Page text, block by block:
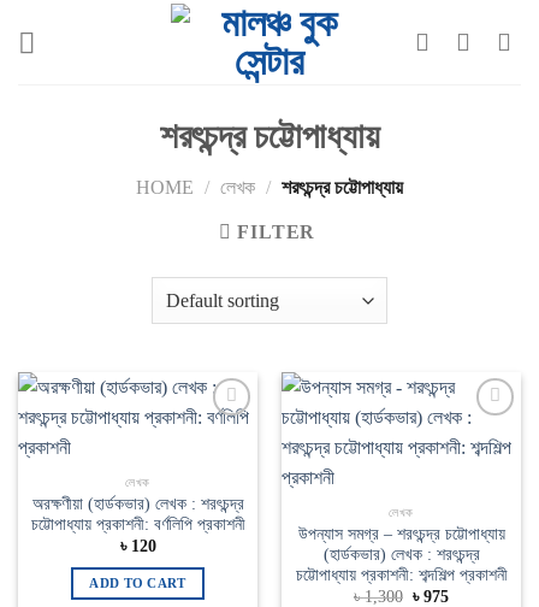
শরৎচন্দ্র চট্টোপাধ্যায়
HOME / লেখক / শরৎচন্দ্র চট্টোপাধ্যায়
FILTER
লেখক
অরক্ষণীয়া (হার্ডকভার) লেখক : শরৎচন্দ্র
চট্টোপাধ্যায় প্রকাশনী: বর্ণলিপি প্রকাশনী
৳ 120
ADD TO CART
wishlist
লেখক
উপন্যাস সমগ্র – শরৎচন্দ্র চট্টোপাধ্যায়
(হার্ডকভার) লেখক : শরৎচন্দ্র
চট্টোপাধ্যায় প্রকাশনী: শব্দশিল্প প্রকাশনী
৳1,300 Original
৳975Current